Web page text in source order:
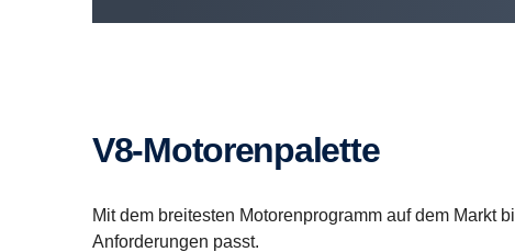
V8-Motorenpalette
Mit dem breitesten Motorenprogramm auf dem Markt
Anforderungen passt.